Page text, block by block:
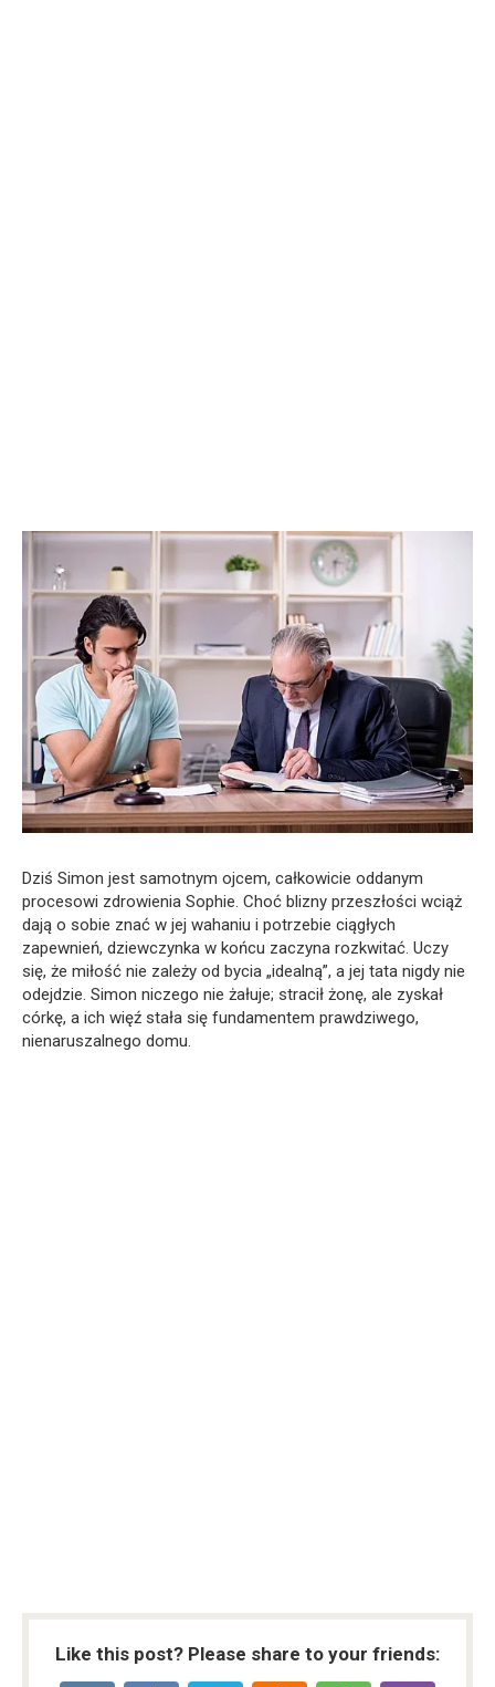
Dziś Simon jest samotnym ojcem, całkowicie oddanym
procesowi zdrowienia Sophie. Choć blizny przeszłości wciąż
dają o sobie znać w jej wahaniu i potrzebie ciągłych
zapewnień, dziewczynka w końcu zaczyna rozkwitać. Uczy
się, że miłość nie zależy od bycia „idealną”, a jej tata nigdy nie
odejdzie. Simon niczego nie żałuje; stracił żonę, ale zyskał
córkę, a ich więź stała się fundamentem prawdziwego,
nienaruszalnego domu.
Like this post? Please share to your friends: